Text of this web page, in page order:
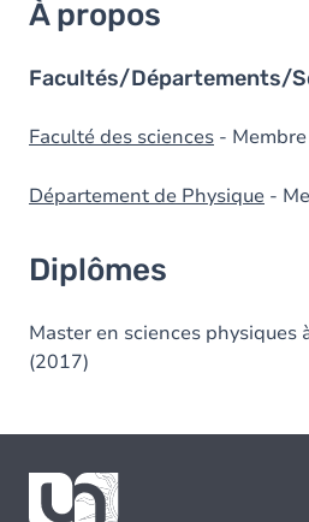
Diplômes
À propos
Facultés/Départements/
Faculté des sciences - Membre
Département de Physique -
Diplômes
Master en sciences
(2017)